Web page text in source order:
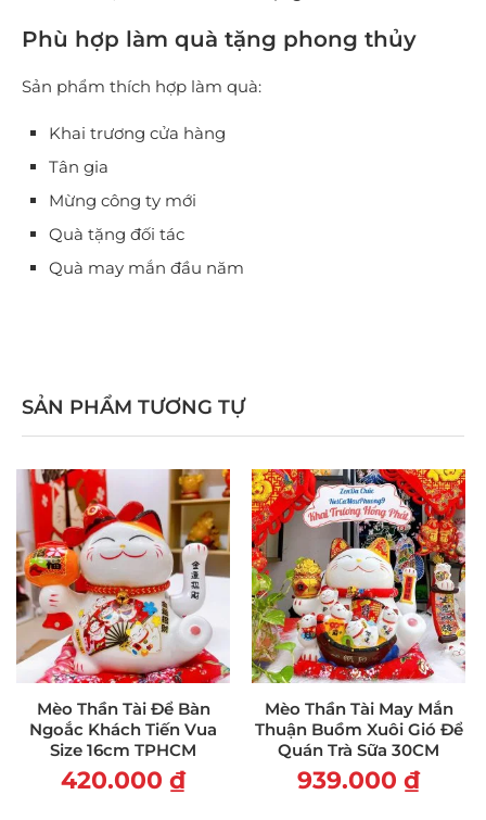
Phù hợp làm quà tặng phong thủy
Sản phẩm thích hợp làm quà:
Khai trương cửa hàng
Tân gia
Mừng công ty mới
Quà tặng đối tác
Quà may mắn đầu năm
SẢN PHẨM TƯƠNG TỰ
Mèo Thần Tài Để Bàn
Ngoắc Khách Tiến Vua
Size 16cm TPHCM
420.000 ₫
Mèo Thần Tài May Mắn
Thuận Buồm Xuôi Gió Để
Quán Trà Sữa 30CM
939.000 ₫